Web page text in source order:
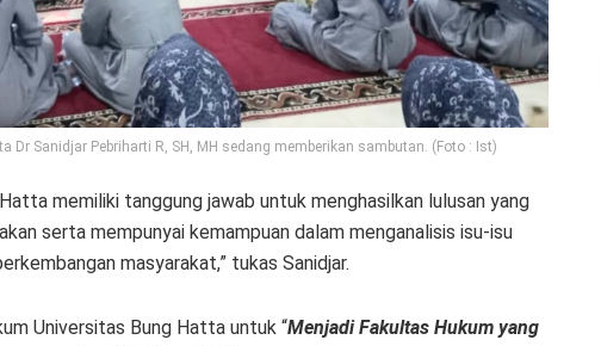
Dr Sanidjar Pebriharti R, SH, MH sedang memberikan sambutan. (Foto : Ist)
memiliki tanggung jawab untuk menghasilkan lulusan yang
serta mempunyai kemampuan dalam menganalisis isu-isu
masyarakat,” tukas Sanidjar.
Universitas Bung Hatta untuk “Menjadi Fakultas Hukum yang